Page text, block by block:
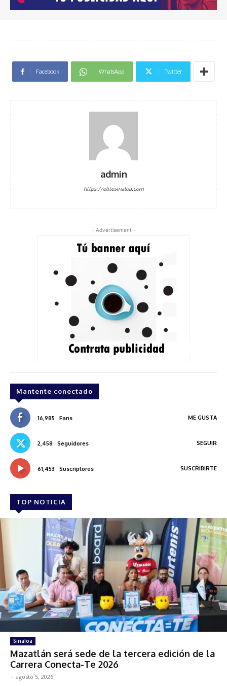
Facebook WhatsApp Twitter
admin
https://elitesinaloa.com
- Advertisement -
Mantente conectado
16,985 Fans ME GUSTA
2,458 Seguidores SEGUIR
61,453 Suscriptores SUSCRIBIRTE
TOP NOTICIA
Sinaloa
Mazatlán será sede de la tercera edición de la
Carrera Conecta-Te 2026
- agosto 5, 2026